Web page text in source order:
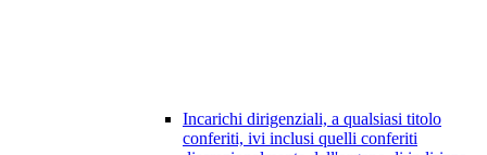
Incarichi dirigenziali, a qualsiasi titolo
conferiti, ivi inclusi quelli conferiti